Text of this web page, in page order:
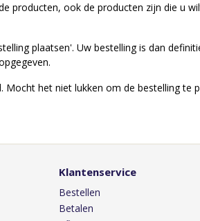
producten, ook de producten zijn die u
plaatsen'. Uw bestelling is dan
Mocht het niet lukken om de bestelling
Klantenservice
Bestellen
Betalen